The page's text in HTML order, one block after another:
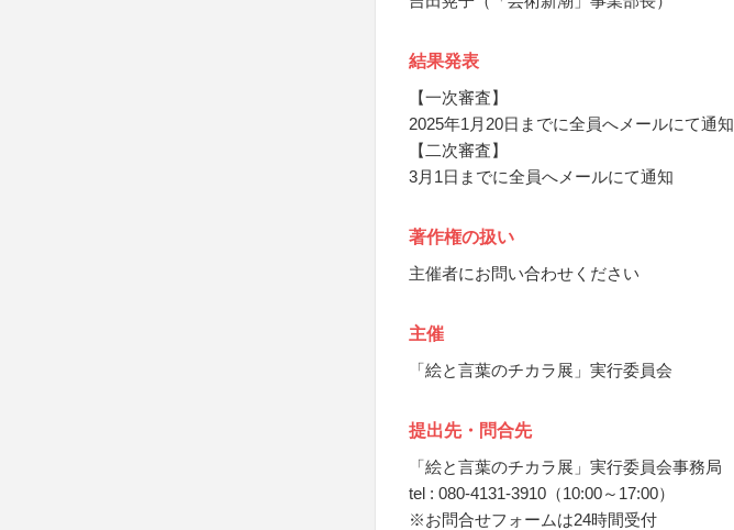
結果発表
【一次審査】
2025年1月20日までに全員へメールにて通知
【二次審査】
3月1日までに全員へメールにて通知
著作権の扱い
主催者にお問い合わせください
主催
「絵と言葉のチカラ展」実行委員会
提出先・問合先
「絵と言葉のチカラ展」実行委員会事務局
tel : 080-4131-3910（10:00～17:00）
※お問合せフォームは24時間受付